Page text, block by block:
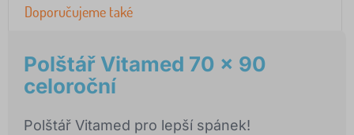
Doporučujeme také
Polštář Vitamed 70 x 90
celoroční
Polštář Vitamed pro lepší spánek!